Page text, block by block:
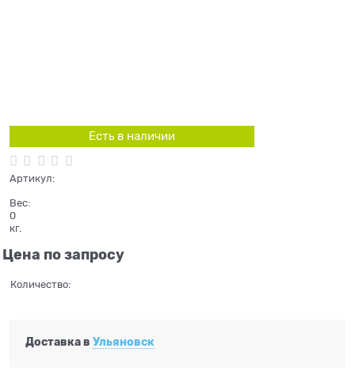
Есть в наличии
Артикул:
Вес:
0
кг.
Цена по запросу
Количество:
Доставка в Ульяновск